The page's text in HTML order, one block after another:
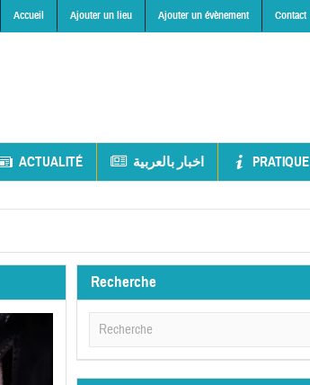
Accueil Ajouter un lieu Ajouter un évènement Contact
ACTUALITÉ اخبار بالعربية PRATIQUE
Recherche